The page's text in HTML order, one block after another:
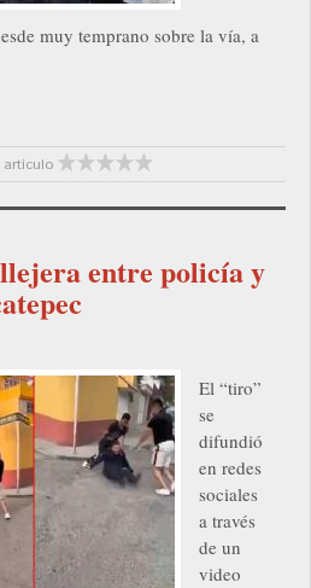
muy temprano sobre la vía, a
artículo
entre policía y
El “tiro”
se
difundió
en redes
sociales
a través
de un
video